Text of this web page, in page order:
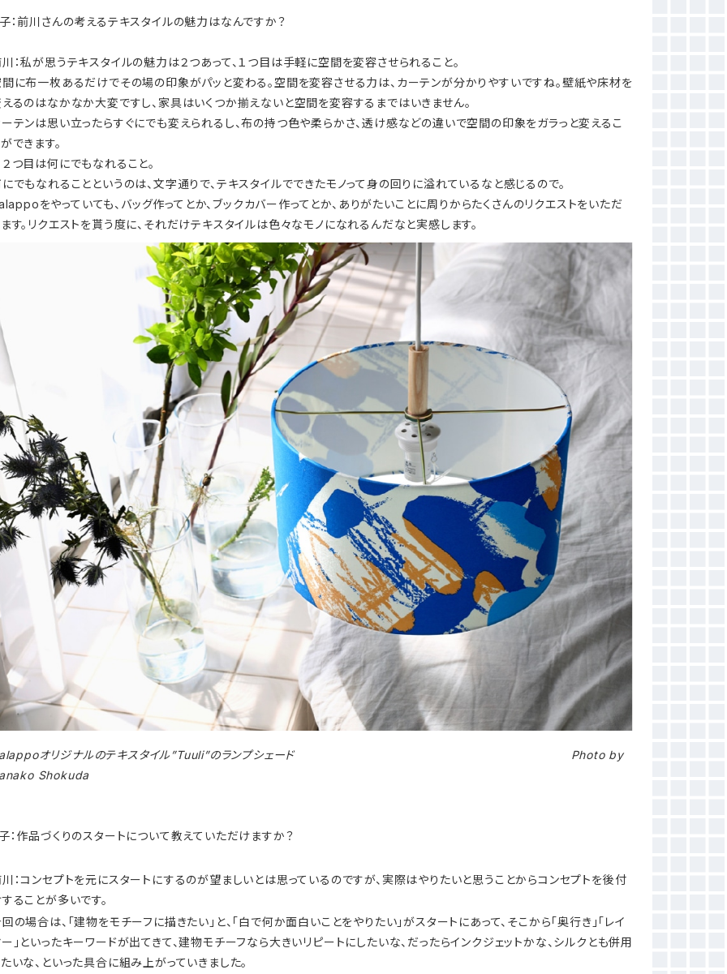
：前川さんの考えるテキスタイルの魅力はなんですか？
：私が思うテキスタイルの魅力は２つあって、１つ目は手軽に空間を変容させられること。
に布一枚あるだけでその場の印象がパッと変わる。空間を変容させる力は、カーテンが分かりやすいですね。壁紙や床材を
るのはなかなか大変ですし、家具はいくつか揃えないと空間を変容するまではいきません。
テンは思い立ったらすぐにでも変えられるし、布の持つ色や柔らかさ、透け感などの違いで空間の印象をガラっと変えるこ
できます。
目は何にでもなれること。
でもなれることというのは、文字通りで、テキスタイルでできたモノって身の回りに溢れているなと感じるので。
をやっていても、バッグ作ってとか、ブックカバー作ってとか、ありがたいことに周りからたくさんのリクエストをいただ
す。リクエストを貰う度に、それだけテキスタイルは色々なモノになれるんだなと実感します。
オリジナルのテキスタイル”Tuuli”のランプシェード Photo by
Shokuda
：作品づくりのスタートについて教えていただけますか？
：コンセプトを元にスタートにするのが望ましいとは思っているのですが、実際はやりたいと思うことからコンセプトを後付
ることが多いです。
の場合は、「建物をモチーフに描きたい」と、「白で何か面白いことをやりたい」がスタートにあって、そこから「奥行き」「レイ
」といったキーワードが出てきて、建物モチーフなら大きいリピートにしたいな、だったらインクジェットかな、シルクとも併用
いな、といった具合に組み上がっていきました。